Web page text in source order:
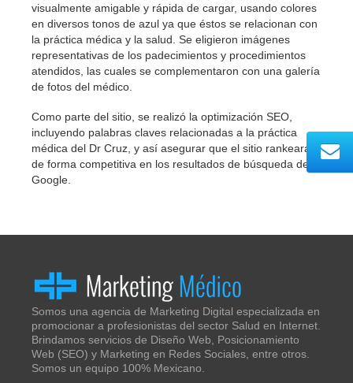
visualmente amigable y rápida de cargar, usando colores
en diversos tonos de azul ya que éstos se relacionan con
la práctica médica y la salud. Se eligieron imágenes
representativas de los padecimientos y procedimientos
atendidos, las cuales se complementaron con una galería
de fotos del médico.
Como parte del sitio, se realizó la optimización SEO,
incluyendo palabras claves relacionadas a la práctica
médica del Dr Cruz, y así asegurar que el sitio rankeara
de forma competitiva en los resultados de búsqueda de
Google.
Somos una agencia de Marketing Digital especializada en
promocionar a profesionistas del sector Salud en Internet.
Brindamos servicios de Diseño Web, Posicionamiento
Web (SEO) y Marketing en Redes Sociales, entre otros.
Somos un equipo 100% Mexicano.